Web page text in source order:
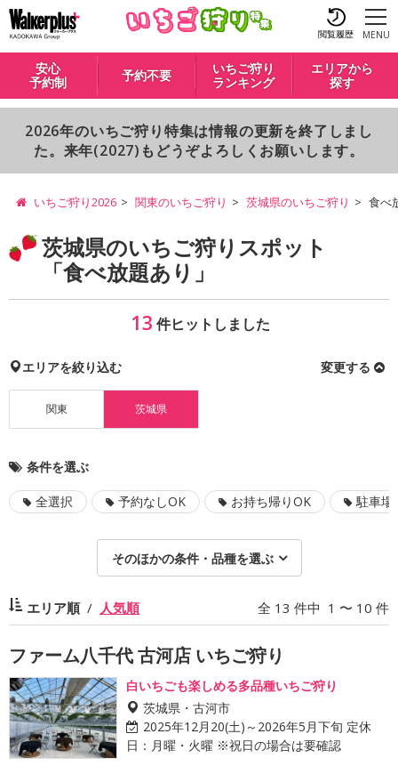
閲覧履歴 MENU
安心
予約制
予約不要
いちご狩り
ランキング
エリアから
探す
2026年のいちご狩り特集は情報の更新を終了しまし
た。来年(2027)もどうぞよろしくお願いします。
いちご狩り2026 関東のいちご狩り 茨城県のいちご狩り 食べ
茨城県のいちご狩りスポット
「食べ放題あり」
13 件ヒットしました
エリアを絞り込む 変更する
関東 茨城県
条件を選ぶ
全選択 予約なしOK お持ち帰りOK 駐車場
そのほかの条件・品種を選ぶ
エリア順 人気順 全 13 件中 1 〜 10 件
ファーム八千代 古河店 いちご狩り
白いちごも楽しめる多品種いちご狩り
茨城県・古河市
2025年12月20(土)～2026年5月下旬 定休
日：月曜・火曜 ※祝日の場合は要確認